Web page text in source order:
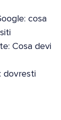
cosa
Cosa devi
dovresti